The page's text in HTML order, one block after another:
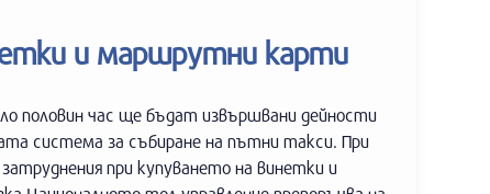
и маршрутни карти
половин час ще бъдат извършвани дейности
система за събиране на пътни такси. При
при купуването на винетки и